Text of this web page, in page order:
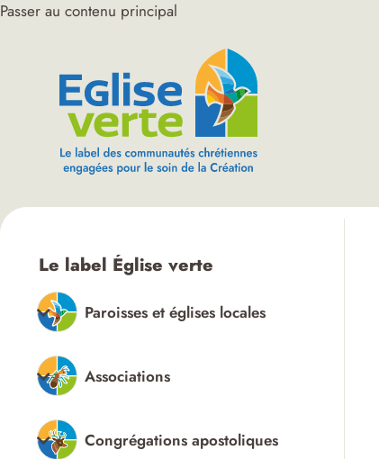
Passer au contenu principal
Le label Église verte
Paroisses et églises locales
Associations
Congrégations apostoliques